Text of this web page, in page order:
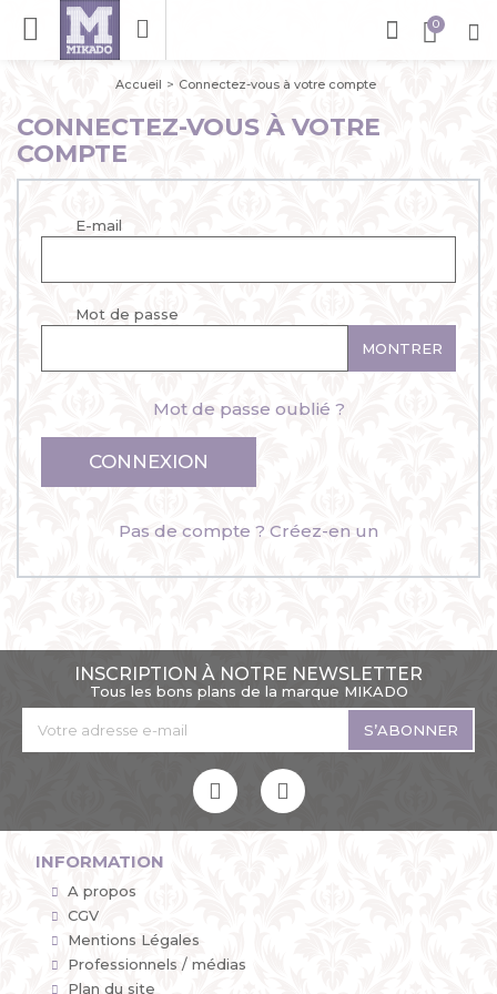
Accueil Connectez-vous à votre compte
CONNECTEZ-VOUS À VOTRE
COMPTE
E-mail
Mot de passe
MONTRER
Mot de passe oublié ?
CONNEXION
Pas de compte ? Créez-en un
INSCRIPTION À NOTRE NEWSLETTER
Tous les bons plans de la marque MIKADO
S’ABONNER
INFORMATION
A propos
CGV
Mentions Légales
Professionnels / médias
Plan du site